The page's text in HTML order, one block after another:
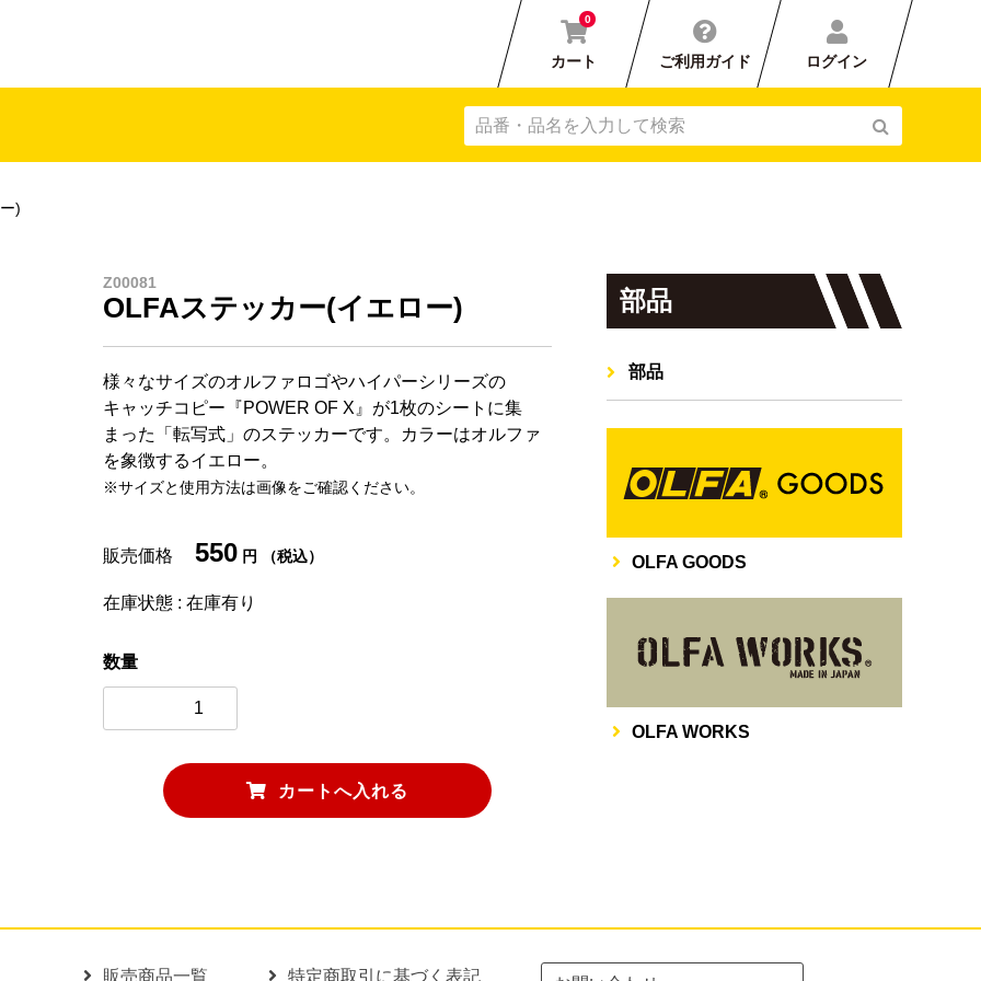
カート
0
ご利用ガイド ログイン
クリップ
その他
)
Z00081
OLFAステッカー(イエロー)
様々なサイズのオルファロゴやハイパーシリーズの
キャッチコピー『POWER OF X』が1枚のシートに集
まった「転写式」のステッカーです。カラーはオルファ
を象徴するイエロー。
※サイズと使用方法は画像をご確認ください。
販売価格 550 円 （税込）
在庫状態 : 在庫有り
数量
部品
部品
OLFA GOODS
OLFA WORKS
販売商品一覧 特定商取引に基づく表記